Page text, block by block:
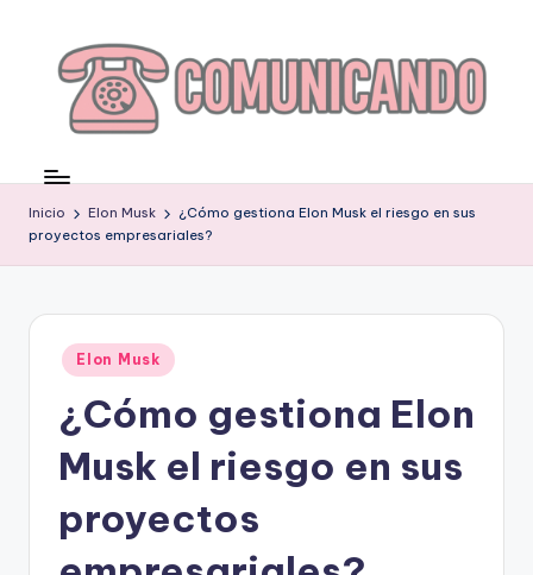
contenido
O
M
U
N
A
N
D
O
Inicio Elon Musk
¿Cómo gestiona Elon Musk el riesgo en sus
proyectos empresariales?
Publicado
en
Elon Musk
¿Cómo gestiona Elon
Musk el riesgo en sus
proyectos